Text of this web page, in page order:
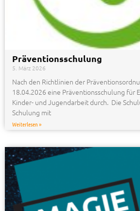
Präventionsschulung
5. März 2026
Nach den Richtlinien der
18.04.2026 eine Präventionsschulung für
Kinder- und Jugendarbeit durch. Die
Schulung mit
Weiterlesen »